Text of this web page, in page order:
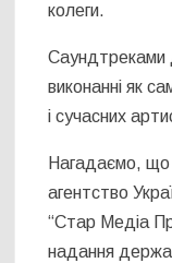
колеги.
Cаундтреками
виконанні як
і сучасних
Нагадаємо,
агентство
“Стар Медіа
надання